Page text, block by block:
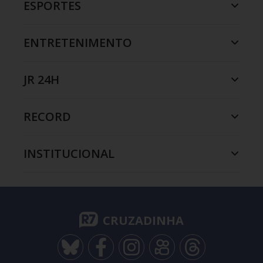
ESPORTES
ENTRETENIMENTO
JR 24H
RECORD
INSTITUCIONAL
CRUZADINHA